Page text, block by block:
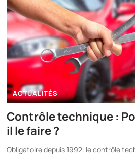
ACTUALITÉS
Contrôle technique :
il le faire ?
Obligatoire depuis 1992, le contrôle